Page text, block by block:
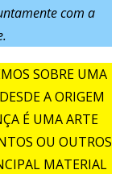
com a
SOBRE UMA
A ORIGEM
É UMA ARTE
OU OUTROS
MATERIAL